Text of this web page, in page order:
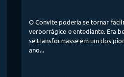
O Convite poderia se tornar
verborrágico e entediante. Era
se transformasse em um dos
ano...